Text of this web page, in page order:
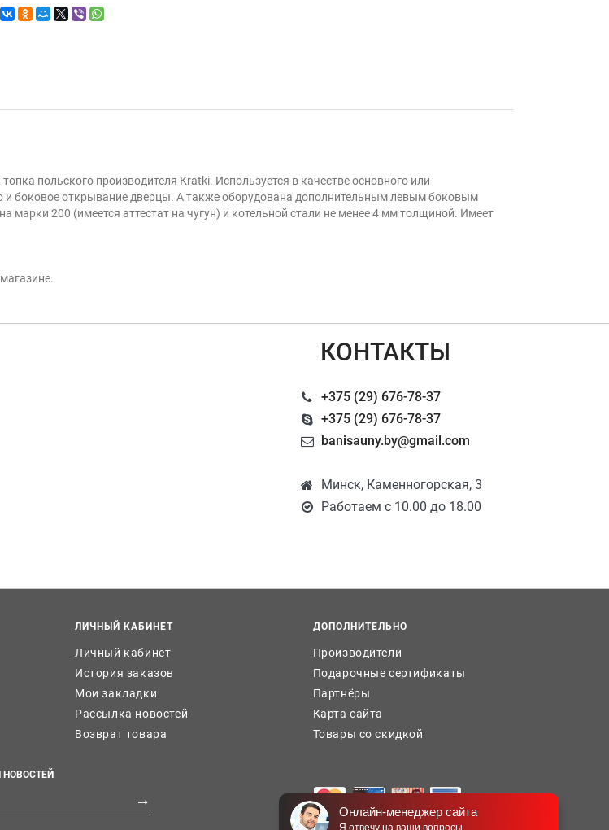
польского производителя Кratki. Используется в качестве основного или
и боковое открывание дверцы. А также оборудована дополнительным левым боковым
марки 200 (имеется аттестат на чугун) и котельной стали не менее 4 мм толщиной. Имеет
КОНТАКТЫ
+375 (29) 676-78-37
+375 (29) 676-78-37
banisauny.by@gmail.com
Минск, Каменногорская, 3
Работаем с 10.00 до 18.00
ЛИЧНЫЙ КАБИНЕТ
Личный кабинет
История заказов
Мои закладки
Рассылка новостей
Возврат товара
ДОПОЛНИТЕЛЬНО
Производители
Подарочные сертификаты
Партнёры
Карта сайта
Товары со скидкой
Онлайн-менеджер сайта
Я отвечу на ваши вопросы.